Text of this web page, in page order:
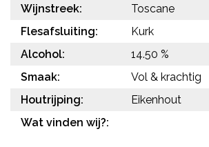
Wijnstreek:
Toscane
Flesafsluiting:
Kurk
Alcohol:
14.50 %
Smaak:
Vol & krachtig
Houtrijping:
Eikenhout
Wat vinden wij?: